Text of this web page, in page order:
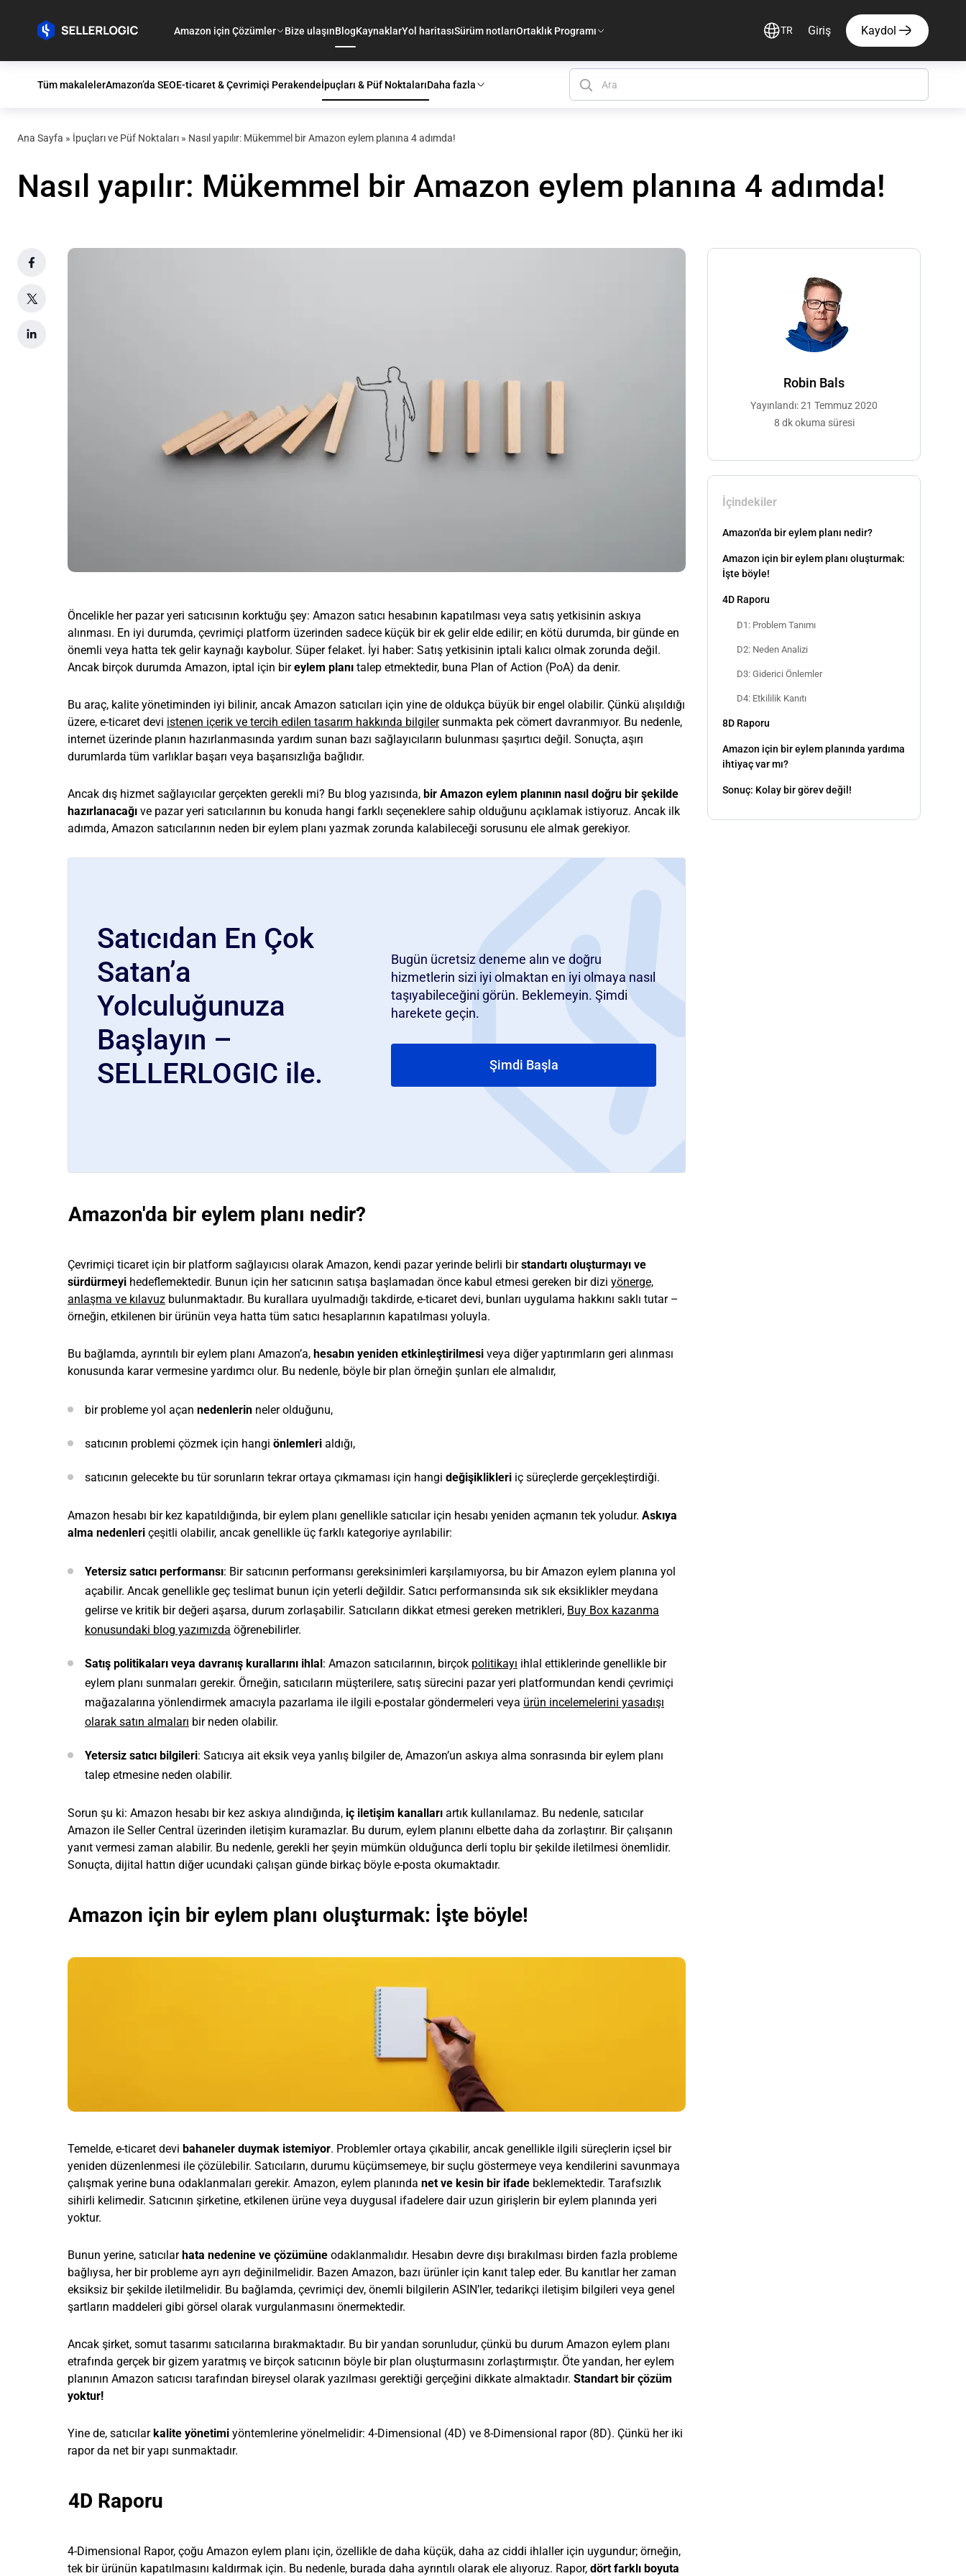
Amazon için Çözümler Bize ulaşınBlogKaynaklarYol haritasıSürüm notlarıOrtaklık Programı TR Giriş Kaydol
Tüm makalelerAmazon’da SEOE-ticaret & Çevrimiçi Perakendeİpuçları & Püf NoktalarıDaha fazla
Ana Sayfa » İpuçları ve Püf Noktaları » Nasıl yapılır: Mükemmel bir Amazon eylem planına 4 adımda!
Nasıl yapılır: Mükemmel bir Amazon eylem planına 4 adımda!
Robin Bals
Yayınlandı: 21 Temmuz 2020
8 dk okuma süresi
İçindekiler
Amazon'da bir eylem planı nedir?
Amazon için bir eylem planı oluşturmak:
İşte böyle!
4D Raporu
D1: Problem Tanımı
D2: Neden Analizi
D3: Giderici Önlemler
D4: Etkililik Kanıtı
8D Raporu
Amazon için bir eylem planında yardıma
ihtiyaç var mı?
Sonuç: Kolay bir görev değil!
Öncelikle her pazar yeri satıcısının korktuğu şey: Amazon satıcı hesabının kapatılması veya satış yetkisinin askıya
alınması. En iyi durumda, çevrimiçi platform üzerinden sadece küçük bir ek gelir elde edilir; en kötü durumda, bir günde en
önemli veya hatta tek gelir kaynağı kaybolur. Süper felaket. İyi haber: Satış yetkisinin iptali kalıcı olmak zorunda değil.
Ancak birçok durumda Amazon, iptal için bireylem planı talep etmektedir, buna Plan of Action (PoA) da denir.
Bu araç, kalite yönetiminden iyi bilinir, ancak Amazon satıcıları için yine de oldukça büyük bir engel olabilir. Çünkü alışıldığı
üzere, e-ticaret devi istenen içerik ve tercih edilen tasarım hakkında bilgilersunmakta pek cömert davranmıyor. Bu nedenle,
internet üzerinde planın hazırlanmasında yardım sunan bazı sağlayıcıların bulunması şaşırtıcı değil. Sonuçta, aşırı
durumlarda tüm varlıklar başarı veya başarısızlığa bağlıdır.
Ancak dış hizmet sağlayıcılar gerçekten gerekli mi? Bu blog yazısında, bir Amazon eylem planının nasıl doğru bir şekilde
hazırlanacağı ve pazar yeri satıcılarının bu konuda hangi farklı seçeneklere sahip olduğunu açıklamak istiyoruz. Ancak ilk
adımda, Amazon satıcılarının neden bir eylem planı yazmak zorunda kalabileceği sorusunu ele almak gerekiyor.
Satıcıdan En Çok
Satan’a
Yolculuğunuza
Başlayın –
SELLERLOGIC ile.
Bugün ücretsiz deneme alın ve doğru
hizmetlerin sizi iyi olmaktan en iyi olmaya nasıl
taşıyabileceğini görün. Beklemeyin. Şimdi
harekete geçin.
Şimdi Başla
Amazon'da bir eylem planı nedir?
Çevrimiçi ticaret için bir platform sağlayıcısı olarak Amazon, kendi pazar yerinde belirli birstandartı oluşturmayı ve
sürdürmeyi hedeflemektedir. Bunun için her satıcının satışa başlamadan önce kabul etmesi gereken bir dizi yönerge,
anlaşma ve kılavuz bulunmaktadır. Bu kurallara uyulmadığı takdirde, e-ticaret devi, bunları uygulama hakkını saklı tutar –
örneğin, etkilenen bir ürünün veya hatta tüm satıcı hesaplarının kapatılması yoluyla.
Bu bağlamda, ayrıntılı bir eylem planı Amazon’a, hesabın yeniden etkinleştirilmesi veya diğer yaptırımların geri alınması
konusunda karar vermesine yardımcı olur. Bu nedenle, böyle bir plan örneğin şunları ele almalıdır,
bir probleme yol açan nedenlerin neler olduğunu,
satıcının problemi çözmek için hangi önlemleri aldığı,
satıcının gelecekte bu tür sorunların tekrar ortaya çıkmaması için hangi değişiklikleri iç süreçlerde gerçekleştirdiği.
Amazon hesabı bir kez kapatıldığında, bir eylem planı genellikle satıcılar için hesabı yeniden açmanın tek yoludur. Askıya
alma nedenleri çeşitli olabilir, ancak genellikle üç farklı kategoriye ayrılabilir:
Yetersiz satıcı performansı: Bir satıcının performansı gereksinimleri karşılamıyorsa, bu bir Amazon eylem planına yol
açabilir. Ancak genellikle geç teslimat bunun için yeterli değildir. Satıcı performansında sık sık eksiklikler meydana
gelirse ve kritik bir değeri aşarsa, durum zorlaşabilir. Satıcıların dikkat etmesi gereken metrikleri, Buy Box kazanma
konusundaki blog yazımızda öğrenebilirler.
Satış politikaları veya davranış kurallarını ihlal : Amazon satıcılarının, birçok politikayı ihlal ettiklerinde genellikle bir
eylem planı sunmaları gerekir. Örneğin, satıcıların müşterilere, satış sürecini pazar yeri platformundan kendi çevrimiçi
mağazalarına yönlendirmek amacıyla pazarlama ile ilgili e-postalar göndermeleri veya ürün incelemelerini yasadışı
olarak satın almaları bir neden olabilir.
Yetersiz satıcı bilgileri: Satıcıya ait eksik veya yanlış bilgiler de, Amazon’un askıya alma sonrasında bir eylem planı
talep etmesine neden olabilir.
Sorun şu ki: Amazon hesabı bir kez askıya alındığında, iç iletişim kanalları artık kullanılamaz. Bu nedenle, satıcılar
Amazon ile Seller Central üzerinden iletişim kuramazlar. Bu durum, eylem planını elbette daha da zorlaştırır. Bir çalışanın
yanıt vermesi zaman alabilir. Bu nedenle, gerekli her şeyin mümkün olduğunca derli toplu bir şekilde iletilmesi önemlidir.
Sonuçta, dijital hattın diğer ucundaki çalışan günde birkaç böyle e-posta okumaktadır.
Amazon için bir eylem planı oluşturmak: İşte böyle!
Temelde, e-ticaret devi bahaneler duymak istemiyor. Problemler ortaya çıkabilir, ancak genellikle ilgili süreçlerin içsel bir
yeniden düzenlenmesi ile çözülebilir. Satıcıların, durumu küçümsemeye, bir suçlu göstermeye veya kendilerini savunmaya
çalışmak yerine buna odaklanmaları gerekir. Amazon, eylem planında net ve kesin bir ifade beklemektedir. Tarafsızlık
sihirli kelimedir. Satıcının şirketine, etkilenen ürüne veya duygusal ifadelere dair uzun girişlerin bir eylem planında yeri
yoktur.
Bunun yerine, satıcılar hata nedenine ve çözümüne odaklanmalıdır. Hesabın devre dışı bırakılması birden fazla probleme
bağlıysa, her bir probleme ayrı ayrı değinilmelidir. Bazen Amazon, bazı ürünler için kanıt talep eder. Bu kanıtlar her zaman
eksiksiz bir şekilde iletilmelidir. Bu bağlamda, çevrimiçi dev, önemli bilgilerin ASIN’ler, tedarikçi iletişim bilgileri veya genel
şartların maddeleri gibi görsel olarak vurgulanmasını önermektedir.
Ancak şirket, somut tasarımı satıcılarına bırakmaktadır. Bu bir yandan sorunludur, çünkü bu durum Amazon eylem planı
etrafında gerçek bir gizem yaratmış ve birçok satıcının böyle bir plan oluşturmasını zorlaştırmıştır. Öte yandan, her eylem
planının Amazon satıcısı tarafından bireysel olarak yazılması gerektiği gerçeğini dikkate almaktadır. Standart bir çözüm
yoktur!
Yine de, satıcılar kalite yönetimi yöntemlerine yönelmelidir: 4-Dimensional (4D) ve 8-Dimensional rapor (8D). Çünkü her iki
rapor da net bir yapı sunmaktadır.
4D Raporu
4-Dimensional Rapor, çoğu Amazon eylem planı için, özellikle de daha küçük, daha az ciddi ihlaller için uygundur; örneğin,
tek bir ürünün kapatılmasını kaldırmak için. Bu nedenle, burada daha ayrıntılı olarak ele alıyoruz. Rapor, dört farklı boyuta